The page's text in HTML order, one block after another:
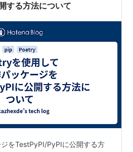
する方法について
をTestPyPI/PyPIに公開する方